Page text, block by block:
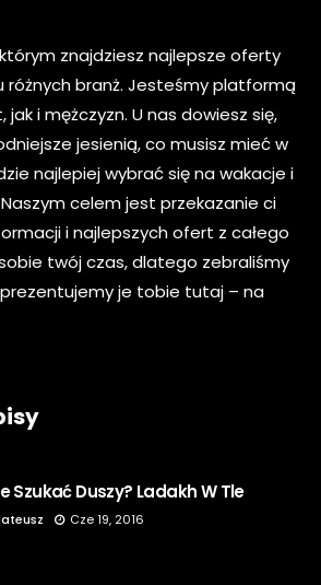
znajdziesz najlepsze oferty
różnych branż. Jesteśmy platformą
i mężczyzn. U nas dowiesz się,
jesienią, co musisz mieć w
najlepiej wybrać się na wakacje i
celem jest przekazanie ci
i najlepszych ofert z całego
twój czas, dlatego zebraliśmy
prezentujemy je tobie tutaj – na
Szukać Duszy? Ladakh W Tle
Cze 19, 2016